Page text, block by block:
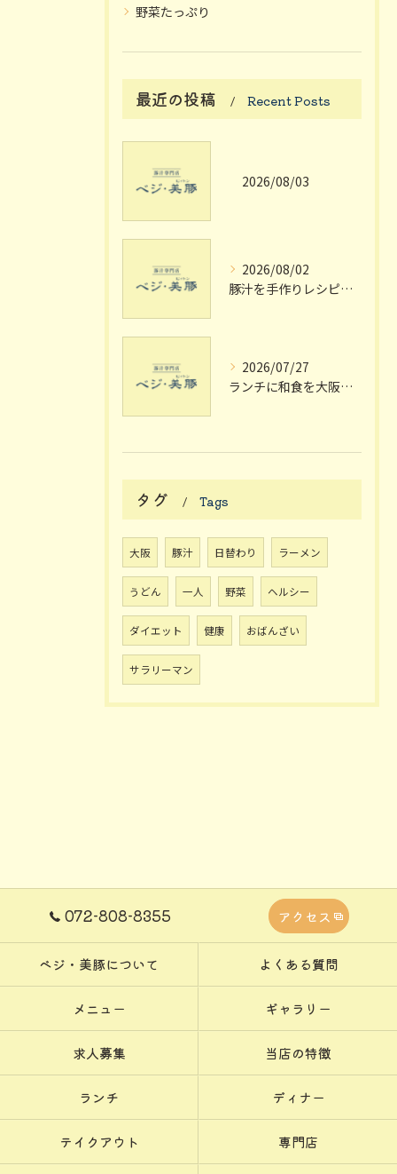
野菜たっぷり
最近の投稿 Recent Posts
2026/08/03
2026/08/02
豚汁を手作りレシピで極める大阪府枚方市宗谷流の失敗しない家庭の味
2026/07/27
ランチに和食を大阪府枚方市で楽しむ個室や駅近のおしゃれスポット完全ガイド
タグ Tags
大阪 豚汁 日替わり ラーメン
うどん 一人 野菜 ヘルシー
ダイエット 健康 おばんざい
サラリーマン
072-808-8355 アクセス
ベジ・美豚について よくある質問
メニュー ギャラリー
求人募集 当店の特徴
ランチ ディナー
テイクアウト 専門店